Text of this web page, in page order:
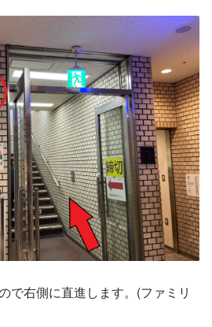
で右側に直進します。(ファミリ